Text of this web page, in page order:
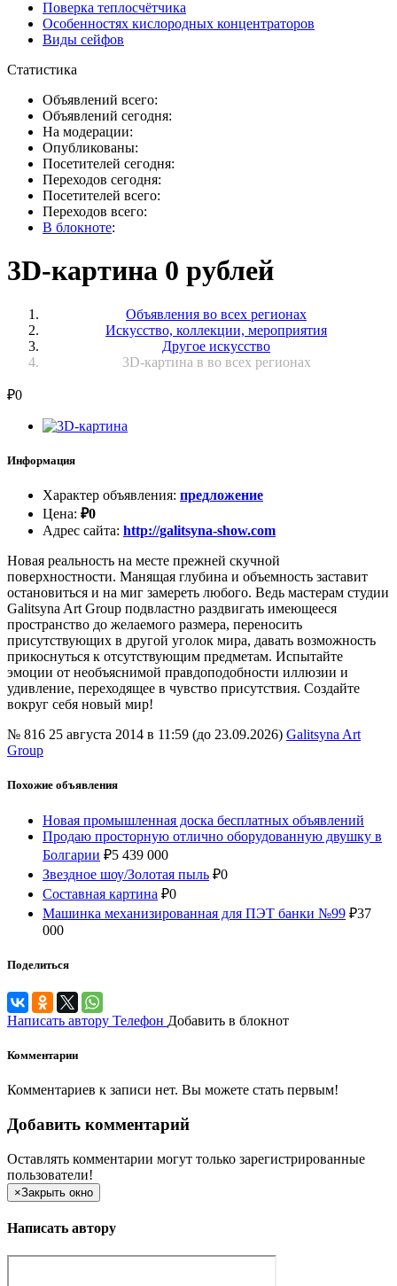
Поверка теплосчётчика
Особенностях кислородных концентраторов
Виды сейфов
Статистика
Объявлений всего:
Объявлений сегодня:
На модерации:
Опубликованы:
Посетителей сегодня:
Переходов сегодня:
Посетителей всего:
Переходов всего:
В блокноте:
3D-картина 0 рублей
Объявления во всех регионах
Искусство, коллекции, мероприятия
Другое искусство
3D-картина в во всех регионах
₽0
Информация
Характер объявления: предложение
Цена: ₽0
Адрес сайта: http://galitsyna-show.com
Новая реальность на месте прежней скучной
поверхностности. Манящая глубина и объемность заставит
остановиться и на миг замереть любого. Ведь мастерам студии
Galitsyna Art Group подвластно раздвигать имеющееся
пространство до желаемого размера, переносить
присутствующих в другой уголок мира, давать возможность
прикоснуться к отсутствующим предметам. Испытайте
эмоции от необъяснимой правдоподобности иллюзии и
удивление, переходящее в чувство присутствия. Создайте
вокруг себя новый мир!
№ 816 25 августа 2014 в 11:59 (до 23.09.2026) Galitsyna Art
Group
Похожие объявления
Новая промышленная доска бесплатных объявлений
Продаю просторную отлично оборудованную двушку в
Болгарии ₽5 439 000
Звездное шоу/Золотая пыль ₽0
Составная картина ₽0
Машинка механизированная для ПЭТ банки №99 ₽37
000
Поделиться
Написать автору Телефон Добавить в блокнот
Комментарии
Комментариев к записи нет. Вы можете стать первым!
Добавить комментарий
Оставлять комментарии могут только зарегистрированные
пользователи!
×Закрыть окно
Написать автору